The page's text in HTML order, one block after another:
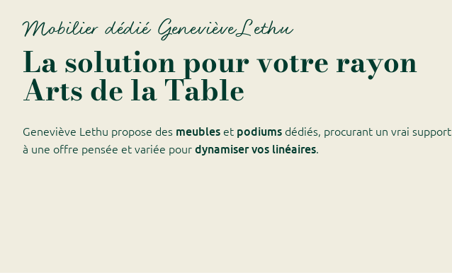
Mobilier dédié Geneviève Lethu
La solution pour votre rayon
Arts de la Table
Geneviève Lethu propose des meubles et podiums dédiés, procurant un vrai support
à une offre pensée et variée pour dynamiser vos linéaires.